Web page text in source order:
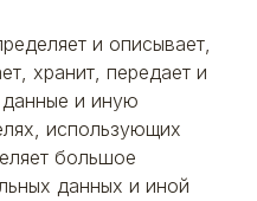
и описывает,
хранит, передает и
и иную
использующих
большое
данных и иной